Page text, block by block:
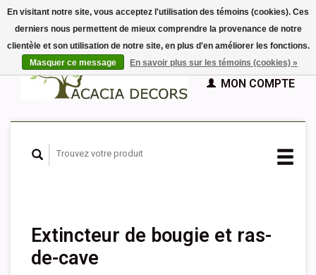
EUR
GBPFrançais
Nederlands
Español
PANIER (€0,00)
MON COMPTE
Extincteur de bougie et ras-
de-cave
En visitant notre site, vous acceptez l'utilisation des témoins (cookies). Ces
derniers nous permettent de mieux comprendre la provenance de notre
clientèle et son utilisation de notre site, en plus d'en améliorer les fonctions.
Masquer ce message
En savoir plus sur les témoins (cookies) »